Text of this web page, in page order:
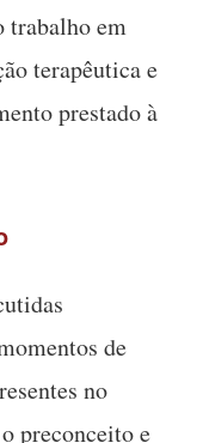
trabalho em
terapêutica e
prestado à
de
no
preconceito e